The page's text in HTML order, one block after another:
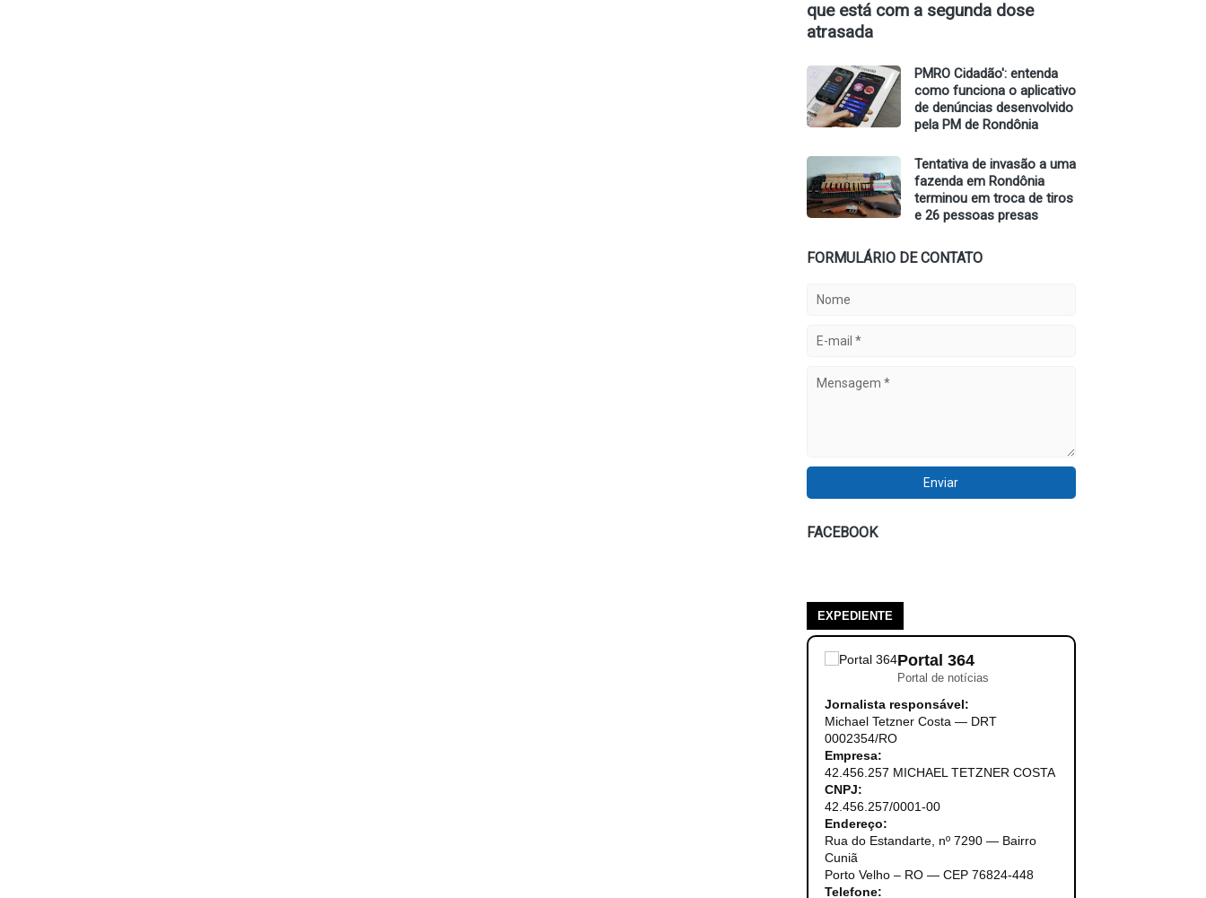
que está com a segunda dose
atrasada
PMRO Cidadão': entenda
como funciona o aplicativo
de denúncias desenvolvido
pela PM de Rondônia
Tentativa de invasão a uma
fazenda em Rondônia
terminou em troca de tiros
e 26 pessoas presas
FORMULÁRIO DE CONTATO
FACEBOOK
EXPEDIENTE
Portal 364
Portal de notícias
Jornalista responsável:
Michael Tetzner Costa — DRT
0002354/RO
Empresa:
42.456.257 MICHAEL TETZNER COSTA
CNPJ:
42.456.257/0001-00
Endereço:
Rua do Estandarte, nº 7290 — Bairro
Cuniã
Porto Velho – RO — CEP 76824-448
Telefone: